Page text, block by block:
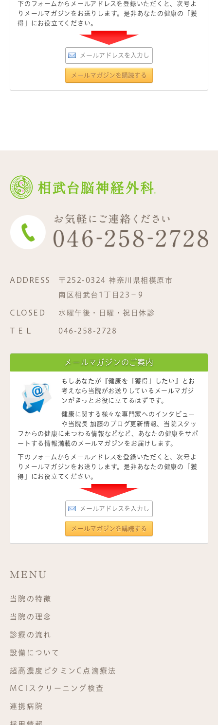
下のフォームからメールアドレスを登録いただくと、次号よ
りメールマガジンをお送りします。是非あなたの健康の「獲
得」にお役立てください。
ADDRESS
〒252-0324 神奈川県相模原市
南区相武台1丁目23−9
CLOSED 水曜午後・日曜・祝日休診
T E L 046-258-2728
メールマガジンのご案内
もしあなたが 『健康を「獲得」したい』
とお
考えなら当院がお送りしているメールマガジ
ンがきっとお役に立てるはずです。
健康に関する様々な専門家へのインタビュー
や当院長 加藤のブログ更新情報、当院スタッ
フからの健康にまつわる情報などなど、あなたの健康をサポ
ートする情報満載のメールマガジンをお届けします。
下のフォームからメールアドレスを登録いただくと、次号よ
りメールマガジンをお送りします。是非あなたの健康の「獲
得」にお役立てください。
MENU
当院の特徴
当院の理念
診療の流れ
設備について
超高濃度ビタミンC点滴療法
MCIスクリーニング検査
連携病院